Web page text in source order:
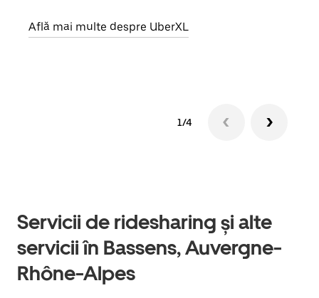
Află mai multe despre UberXL
1/4
Servicii de ridesharing și alte
servicii în Bassens, Auvergne-
Rhône-Alpes